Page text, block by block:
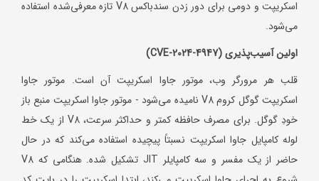
اسکریپت و دومی برای دور زدن سندباکس V8 تازه معرفی‌شده استفاده
می‌شود.
اولین آسیب‌پذیری (CVE-2024-4947
)
قلب هر مرورگر وب، موتور جاوا اسکریپت آن است. موتور جاوا
اسکریپت گوگل کروم V8 نامیده می‌شود - موتور جاوا اسکریپت منبع باز
خودِ گوگل. برای مصرف حافظه کمتر و حداکثر سرعت، V8 از یک خط
لوله کامپایل جاوا اسکریپت نسبتاً پیچیده استفاده می‌کند که در حال
حاضر از یک مفسر و سه کامپایلر JIT تشکیل شده. هنگامی که V8